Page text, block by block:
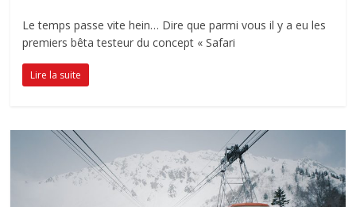
Le temps passe vite hein… Dire que parmi vous il y a eu les
premiers bêta testeur du concept « Safari
Lire la suite